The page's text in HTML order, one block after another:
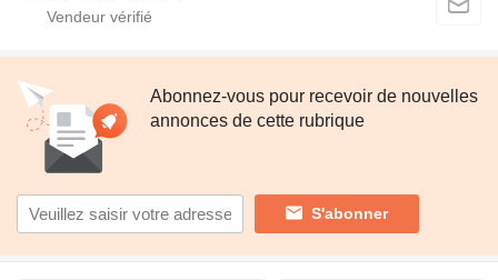
Abonnez-vous pour recevoir de nouvelles
annonces de cette rubrique
S'abonner